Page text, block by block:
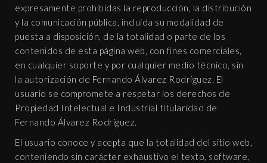
expresamente prohibidas la reproducción, la distribución
y la comunicación pública, incluida su modalidad de
puesta a disposición, de la totalidad o parte de los
contenidos de esta página web, con fines comerciales,
en cualquier soporte y por cualquier medio técnico, sin
la autorización de Fernando Álvarez Rodríguez. El
usuario se compromete a respetar los derechos de
Propiedad Intelectual e Industrial titularidad de
Fernando Álvarez Rodríguez.
El usuario conoce y acepta que la totalidad del sitio web,
conteniendo sin carácter exhaustivo el texto, software,